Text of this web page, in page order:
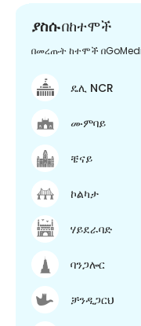
ያስሱበከተሞች
በመረጡት ከተሞች
ዴሊ NCR
ሙምባይ
ቼናይ
ኮልካታ
ሃይደራባድ
ባንጋሎር
ቻንዲጋርህ